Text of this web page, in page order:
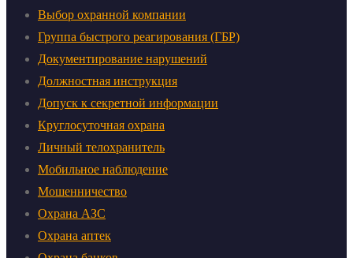
Выбор охранной компании
Группа быстрого реагирования (ГБР)
Документирование нарушений
Должностная инструкция
Допуск к секретной информации
Круглосуточная охрана
Личный телохранитель
Мобильное наблюдение
Мошенничество
Охрана АЗС
Охрана аптек